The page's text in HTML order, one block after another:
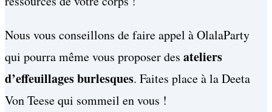
Nous vous conseillons de faire appel à OlalaParty
qui pourra même vous proposer des ateliers
d’effeuillages burlesques. Faites place à la Deeta
Von Teese qui sommeil en vous !